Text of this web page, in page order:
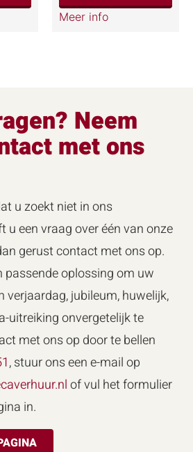
Meer info
Neem
met ons
u zoekt niet in ons
u een vraag over één van onze
gerust contact met ons op.
passende oplossing om uw
verjaardag, jubileum, huwelijk,
uitreiking onvergetelijk te
met ons op door te bellen
, stuur ons een e-mail op
of vul het formulier
in.